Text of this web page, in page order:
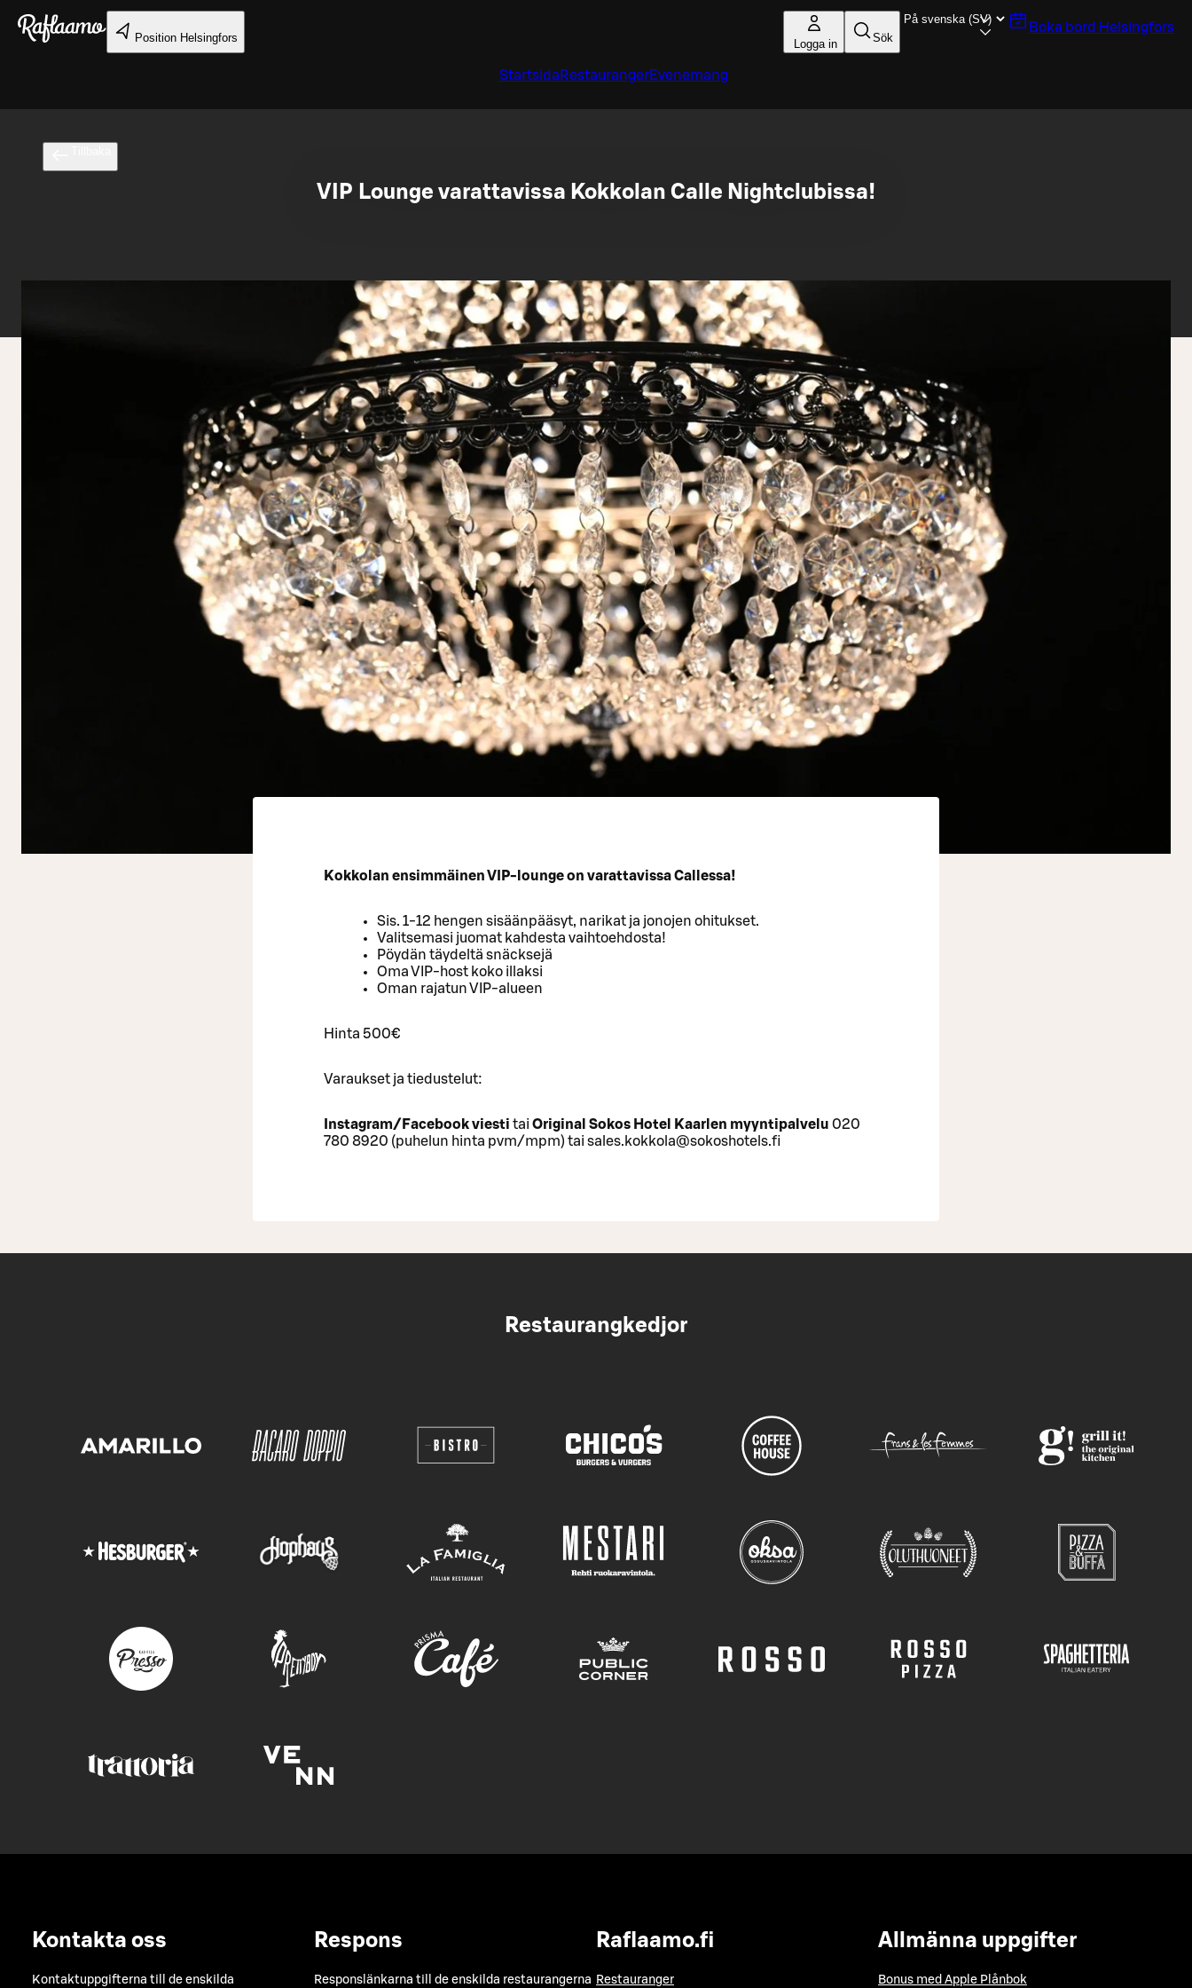
Gå till huvudinnehållet
Position Helsingfors Logga in Sök
Boka bord Helsingfors
Startsida RestaurangerEvenemang
VIP Lounge varattavissa Kokkolan Calle Nightclubissa!
Kokkolan ensimmäinen VIP-lounge on varattavissa Callessa!
Sis. 1-12 hengen sisäänpääsyt, narikat ja jonojen ohitukset.
Valitsemasi juomat kahdesta vaihtoehdosta!
Pöydän täydeltä snäcksejä
Oma VIP-host koko illaksi
Oman rajatun VIP-alueen
Hinta 500€
Varaukset ja tiedustelut:
Instagram/Facebook viesti tai Original Sokos Hotel Kaarlen myyntipalvelu 020
780 8920 (puhelun hinta pvm/mpm) tai sales.kokkola@sokoshotels.fi
Restaurangkedjor
Kontakta oss
Kontaktuppgifterna till de enskilda
Respons
Responslänkarna till de enskilda restaurangerna
Raflaamo.fi
Restauranger
Allmänna uppgifter
Bonus med Apple Plånbok